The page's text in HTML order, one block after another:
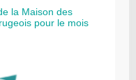
la Maison des
pour le mois